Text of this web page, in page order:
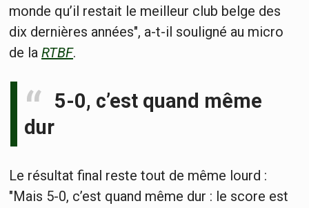
monde qu’il restait le meilleur club belge des
dix dernières années", a-t-il souligné au micro
de la RTBF.
5-0, c’est quand même
dur
Le résultat final reste tout de même lourd :
"Mais 5-0, c’est quand même dur : le score est